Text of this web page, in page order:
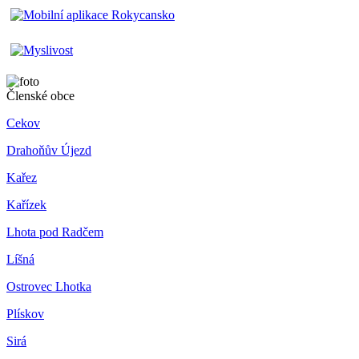
Členské obce
Cekov
Drahoňův Újezd
Kařez
Kařízek
Lhota pod Radčem
Líšná
Ostrovec Lhotka
Plískov
Sirá